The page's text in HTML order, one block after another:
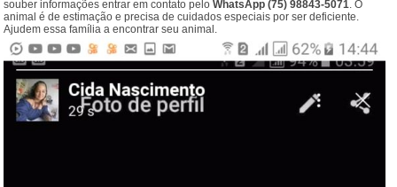
souber informações entrar em contato peloWhatsApp (75) 98843-5071. O
animal é de estimação e precisa de cuidados especiais por ser deficiente.
Ajudem essa família a encontrar seu animal.